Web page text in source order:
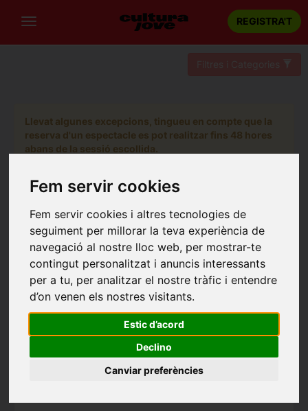
Fem servir cookies
Fem servir cookies i altres tecnologies de
seguiment per millorar la teva experiència de
navegació al nostre lloc web, per mostrar-te
contingut personalitzat i anuncis interessants
per a tu, per analitzar el nostre tràfic i entendre
d’on venen els nostres visitants.
Estic d’acord
Declino
Canviar preferències
REGISTRA'T
Llevat algunes excepcions, tingueu en compte que la
reserva d'un espectacle es pot realitzar fins 48 hores
abans de la sessió escollida.
A MÍ NO ME ESCRIBIÓ TENNESSEE WILLIAMS, de Roberto
Teatre Akadèmia (Barcelona)